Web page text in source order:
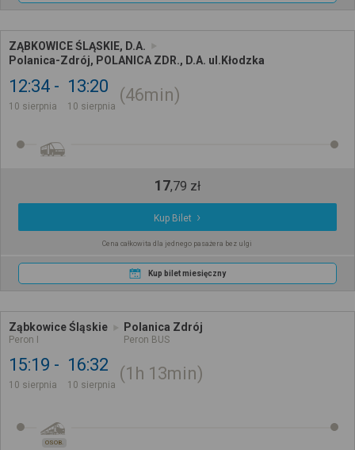
ZĄBKOWICE ŚLĄSKIE, D.A.
Polanica-Zdrój, POLANICA ZDR., D.A. ul.Kłodzka
12:34
10 sierpnia
13:20
10 sierpnia
46min
17,79 zł
Kup Bilet
Cena całkowita dla jednego pasażera bez ulgi
Kup bilet miesięczny
Ząbkowice Śląskie
Peron I
Polanica Zdrój
Peron BUS
15:19
10 sierpnia
16:32
10 sierpnia
1h 13min
OSOB.